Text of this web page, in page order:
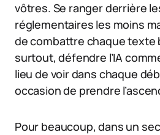
vôtres. Se ranger derrière
réglementaires les moins
de combattre chaque texte
surtout, défendre l’IA
lieu de voir dans chaque
occasion de prendre
Pour beaucoup, dans un